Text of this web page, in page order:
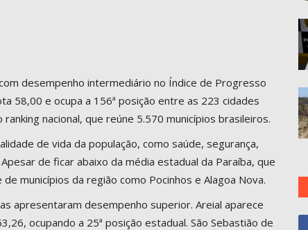
desempenho intermediário no Índice de Progresso
58,00 e ocupa a 156ª posição entre as 223 cidades
nacional, que reúne 5.570 municípios brasileiros.
de vida da população, como saúde, segurança,
de ficar abaixo da média estadual da Paraíba, que
municípios da região como Pocinhos e Alagoa Nova.
apresentaram desempenho superior. Areial aparece
ocupando a 25ª posição estadual. São Sebastião de